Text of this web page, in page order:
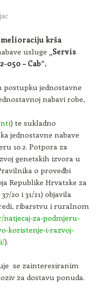
krša
usluge
Servis
050 – Cab“.
postupku jednostavne
nabavi robe,
) te sukladno
jednostavne nabave
10.2. Potpora za
genetskih izvora u
o provedbi
Republike Hrvatske za
20 i 31/21) objavila
ribarstvu i ruralnom
za-podmjeru-
koristenje-i-razvoj-
).
se zainteresiranim
za dostavu ponuda.